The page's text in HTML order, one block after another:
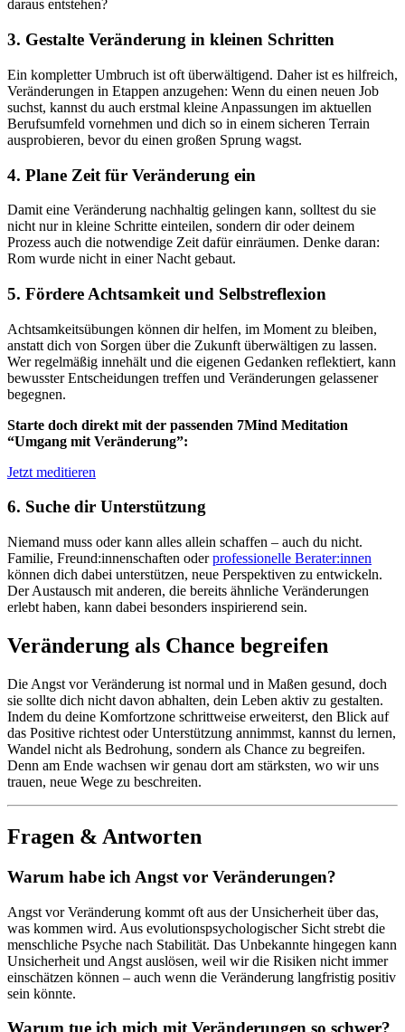
daraus entstehen?
3. Gestalte Veränderung in kleinen Schritten
Ein kompletter Umbruch ist oft überwältigend. Daher ist es hilfreich,
Veränderungen in Etappen anzugehen: Wenn du einen neuen Job
suchst, kannst du auch erstmal kleine Anpassungen im aktuellen
Berufsumfeld vornehmen und dich so in einem sicheren Terrain
ausprobieren, bevor du einen großen Sprung wagst.
4. Plane Zeit für Veränderung ein
Damit eine Veränderung nachhaltig gelingen kann, solltest du sie
nicht nur in kleine Schritte einteilen, sondern dir oder deinem
Prozess auch die notwendige Zeit dafür einräumen. Denke daran:
Rom wurde nicht in einer Nacht gebaut.
5. Fördere Achtsamkeit und Selbstreflexion
Achtsamkeitsübungen können dir helfen, im Moment zu bleiben,
anstatt dich von Sorgen über die Zukunft überwältigen zu lassen.
Wer regelmäßig innehält und die eigenen Gedanken reflektiert, kann
bewusster Entscheidungen treffen und Veränderungen gelassener
begegnen.
Starte doch direkt mit der passenden 7Mind Meditation
“Umgang mit Veränderung”:
Jetzt meditieren
6. Suche dir Unterstützung
Niemand muss oder kann alles allein schaffen – auch du nicht.
Familie, Freund:innenschaften oderprofessionelle Berater:innen
können dich dabei unterstützen, neue Perspektiven zu entwickeln.
Der Austausch mit anderen, die bereits ähnliche Veränderungen
erlebt haben, kann dabei besonders inspirierend sein.
Veränderung als Chance begreifen
Die Angst vor Veränderung ist normal und in Maßen gesund, doch
sie sollte dich nicht davon abhalten, dein Leben aktiv zu gestalten.
Indem du deine Komfortzone schrittweise erweiterst, den Blick auf
das Positive richtest oder Unterstützung annimmst, kannst du lernen,
Wandel nicht als Bedrohung, sondern als Chance zu begreifen.
Denn am Ende wachsen wir genau dort am stärksten, wo wir uns
trauen, neue Wege zu beschreiten.
Fragen & Antworten
Warum habe ich Angst vor Veränderungen?
Angst vor Veränderung kommt oft aus der Unsicherheit über das,
was kommen wird. Aus evolutionspsychologischer Sicht strebt die
menschliche Psyche nach Stabilität. Das Unbekannte hingegen kann
Unsicherheit und Angst auslösen, weil wir die Risiken nicht immer
einschätzen können – auch wenn die Veränderung langfristig positiv
sein könnte.
Warum tue ich mich mit Veränderungen so schwer?